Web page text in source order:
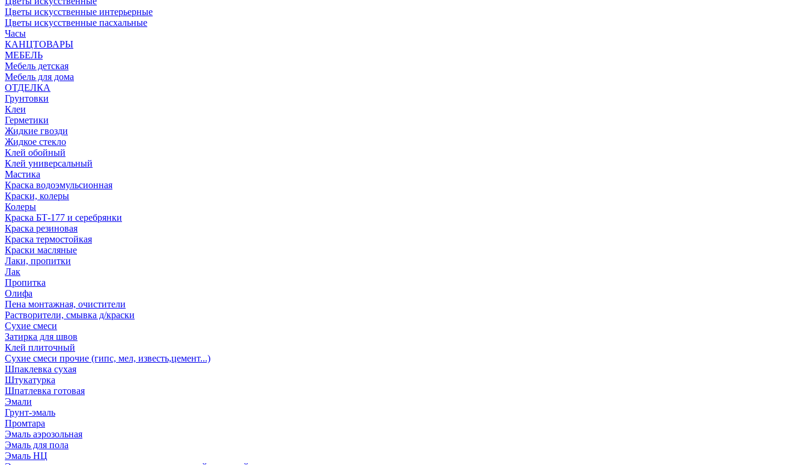
Цветы искусственные интерьерные
Цветы искусственные пасхальные
Часы
КАНЦТОВАРЫ
МЕБЕЛЬ
Мебель детская
Мебель для дома
ОТДЕЛКА
Грунтовки
Клеи
Герметики
Жидкие гвозди
Жидкое стекло
Клей обойный
Клей универсальный
Мастика
Краска водоэмульсионная
Краски, колеры
Колеры
Краска БТ-177 и серебрянки
Краска резиновая
Краска термостойкая
Краски масляные
Лаки, пропитки
Лак
Пропитка
Олифа
Пена монтажная, очистители
Растворители, смывка д/краски
Сухие смеси
Затирка для швов
Клей плиточный
Сухие смеси прочие (гипс, мел, известь,цемент...)
Шпаклевка сухая
Штукатурка
Шпатлевка готовая
Эмали
Грунт-эмаль
Промтара
Эмаль аэрозольная
Эмаль для пола
Эмаль НЦ